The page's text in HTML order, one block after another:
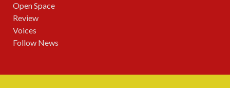
Open Space
Review
Voices
Follow News